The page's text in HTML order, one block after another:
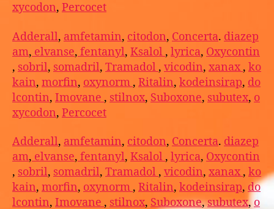
xycodon, Percocet
Adderall, amfetamin, citodon, Concerta. diazep
am, elvanse, fentanyl, Ksalol , lyrica, Oxycontin
, sobril, somadril, Tramadol , vicodin, xanax, ko
kain, morfin, oxynorm , Ritalin, kodeinsirap, do
lcontin, Imovane , stilnox, Suboxone, subutex, o
xycodon, Percocet
Adderall, amfetamin, citodon, Concerta. diazep
am, elvanse, fentanyl, Ksalol , lyrica, Oxycontin
, sobril, somadril, Tramadol , vicodin, xanax, ko
kain, morfin, oxynorm , Ritalin, kodeinsirap, do
lcontin, Imovane , stilnox, Suboxone,subutex, o